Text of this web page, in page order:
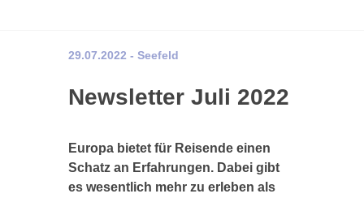
29.07.2022 - Seefeld
Newsletter Juli 2022
Europa bietet für Reisende einen
Schatz an Erfahrungen. Dabei gibt
es wesentlich mehr zu erleben als